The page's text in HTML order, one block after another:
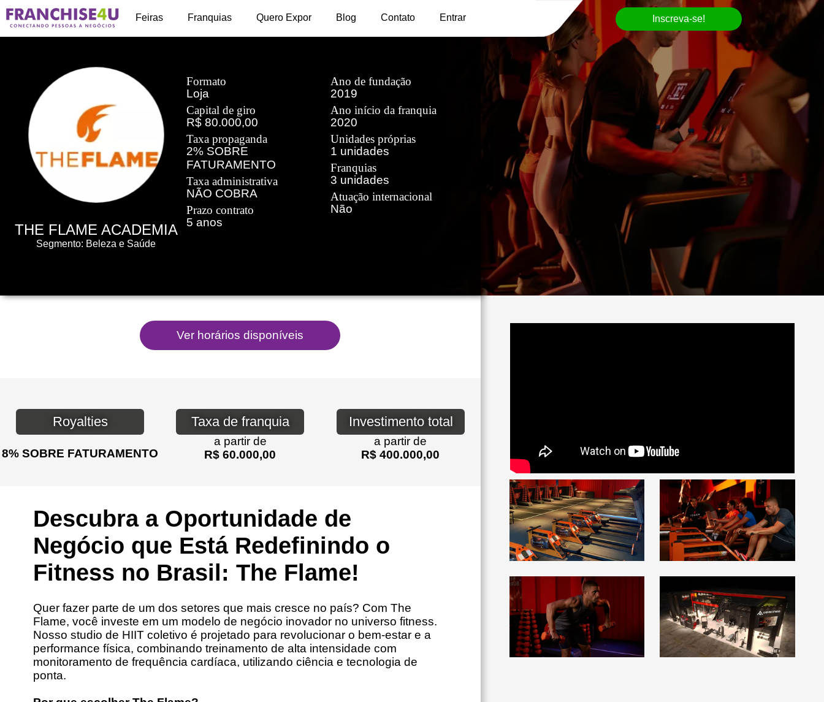
+
Feiras Franquias Quero Expor Blog Contato Entrar Inscreva-se!
THE FLAME ACADEMIA
Segmento: Beleza e Saúde
Formato
Loja
Capital de giro
R$ 80.000,00
Taxa propaganda
2% SOBRE
FATURAMENTO
Taxa administrativa
NÃO COBRA
Prazo contrato
5 anos
Ano de fundação
2019
Ano início da franquia
2020
Unidades próprias
1 unidades
Franquias
3 unidades
Atuação internacional
Não
Royalties
8% SOBRE FATURAMENTO
Taxa de franquia
a partir de
R$ 60.000,00
Investimento total
a partir de
R$ 400.000,00
Descubra a Oportunidade de
Negócio que Está Redefinindo o
Fitness no Brasil: The Flame!
Quer fazer parte de um dos setores que mais cresce no país? Com The
Flame, você investe em um modelo de negócio inovador no universo fitness.
Nosso studio de HIIT coletivo é projetado para revolucionar o bem-estar e a
performance física, combinando treinamento de alta intensidade com
monitoramento de frequência cardíaca, utilizando ciência e tecnologia de
ponta.